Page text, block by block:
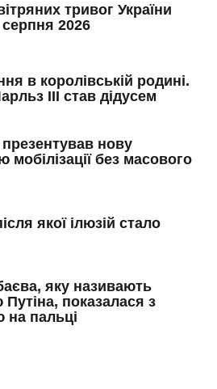
тривог України
2026
в королівській родині.
III став дідусем
нову
мобілізації без масового
якої ілюзій стало
яку називають
Путіна, показалася з
на пальці